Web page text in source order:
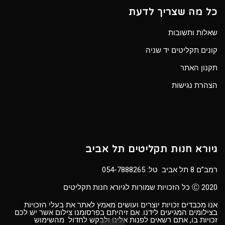
כל מה שצריך לדעת
שאלות ותשובות
קונים תקליטים יד שניה
תקנון האתר
הצהרת נגישות
גיורא חנות תקליטים תל אביב
רמב”ם 8 תל אביב טל:
054-7888265
Ⓒ 2020 כל הזכויות שמורות לגיורא חנות תקליטים
אנו מכבדים זכויות יוצרים ועושים מאמץ לאתר את בעלי הזכויות
בצילומים המגיעים לידנו. אם זיהיתם בפרסומנו צילום אשר יש לכם
זכויות בו, אתם רשאים לפנות אלינו ולבקש לחדול מהשימוש